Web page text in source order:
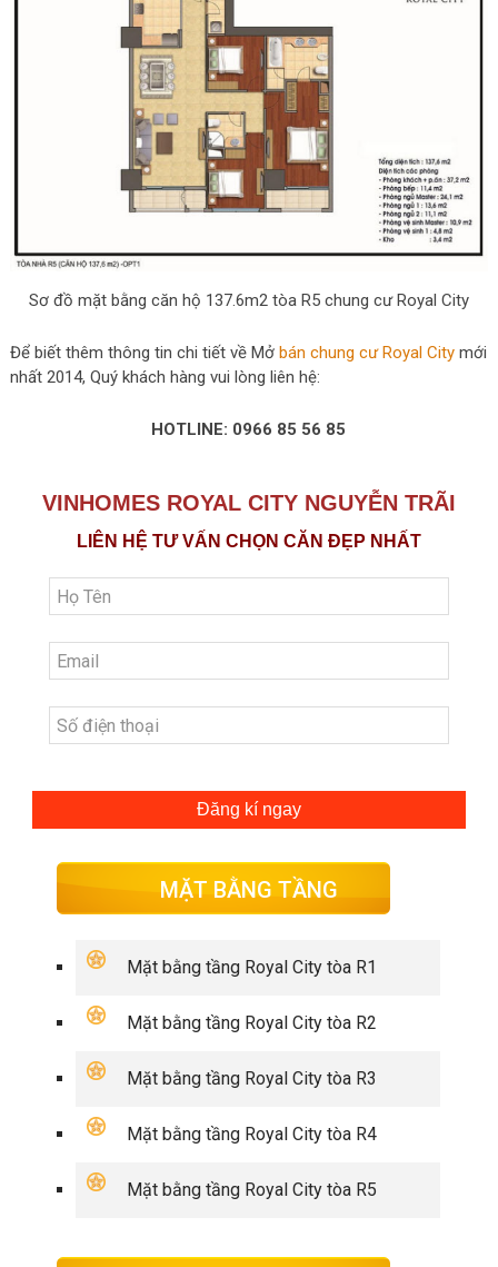
Sơ đồ mặt bằng căn hộ 137.6m2 tòa R5 chung cư Royal City
Để biết thêm thông tin chi tiết về Mở bán chung cư Royal Citymới
nhất 2014, Quý khách hàng vui lòng liên hệ:
HOTLINE: 0966 85 56 85
VINHOMES ROYAL CITY NGUYỄN TRÃI
LIÊN HỆ TƯ VẤN CHỌN CĂN ĐẸP NHẤT
Đăng kí ngay
MẶT BẰNG TẦNG
Mặt bằng tầng Royal City tòa R1
Mặt bằng tầng Royal City tòa R2
Mặt bằng tầng Royal City tòa R3
Mặt bằng tầng Royal City tòa R4
Mặt bằng tầng Royal City tòa R5